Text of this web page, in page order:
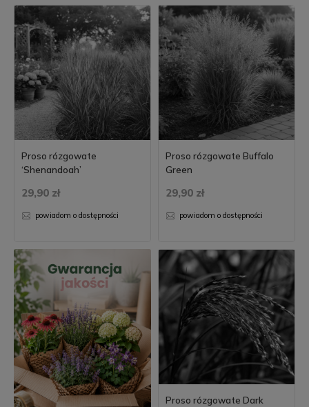
Proso rózgowate
‘Shenandoah’
29,90 zł
powiadom o dostępności
Proso rózgowate Buffalo
Green
29,90 zł
powiadom o dostępności
Proso rózgowate Dark